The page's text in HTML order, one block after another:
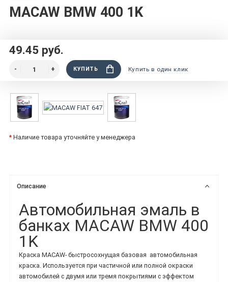
MACAW BMW 400 1K
49.45 руб.
КУПИТЬ Купить в один клик
* Наличие товара уточняйте у менеджера
Описание
Автомобильная эмаль в
банках MACAW BMW 400
1K
Краска MACAW-быстросохнущая базовая автомобильная
краска. Используется при частичной или полной окраски
автомобилей с двумя или тремя покрытиями с эффектом